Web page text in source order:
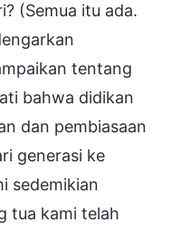
(Semua itu ada.
tentang
bahwa didikan
dan pembiasaan
generasi ke
sedemikian
tua kami telah